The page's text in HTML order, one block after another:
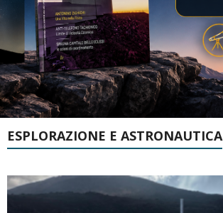
ESPLORAZIONE E ASTRONAUTICA